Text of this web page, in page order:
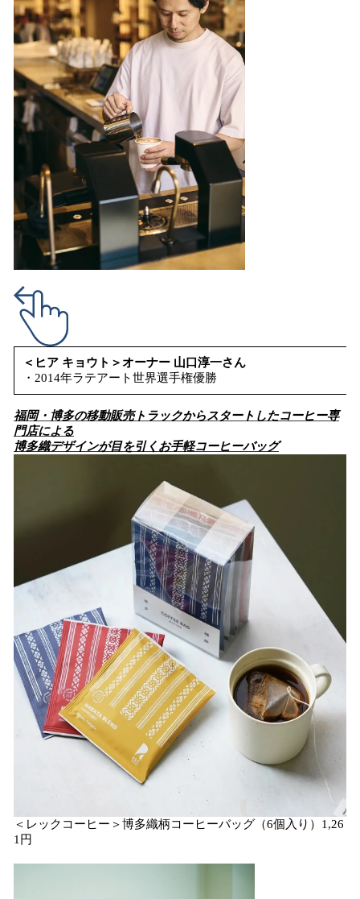
＜ヒア キョウト＞オーナー 山口淳一さん
・2014年ラテアート世界選手権優勝
福岡・博多の移動販売トラックからスタートしたコーヒー専
門店による
博多織デザインが目を引くお手軽コーヒーバッグ
＜レックコーヒー＞博多織柄コーヒーバッグ（6個入り）1,26
1円